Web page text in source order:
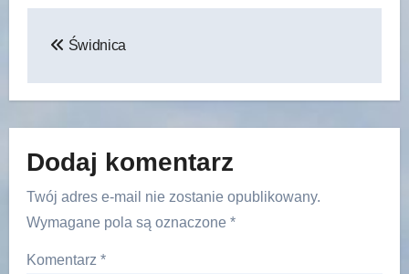
Świdnica
Dodaj komentarz
Twój adres e-mail nie zostanie opublikowany.
Wymagane pola są oznaczone *
Komentarz *